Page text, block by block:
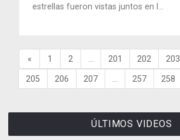
estrellas fueron vistas juntos en l...
« 1 2 201 202 203
205 206 207 257 258
ÚLTIMOS VIDEOS